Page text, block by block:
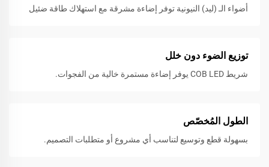
أضواء الـ (ليد) النيونية توفر إضاءة مشرقة مع استهلاك طاقة ضئيل
توزيع الضوء دون خلل
شريط COB LED يوفر إضاءة مستمرة خالية من الفجوات.
الطول المُخصّص
بسهولة قطع وتوسيع لتناسب أي مشروع أو متطلبات التصميم.